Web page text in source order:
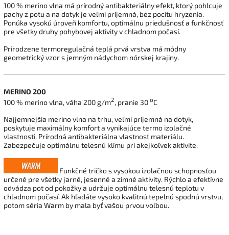
100 % merino vlna má prírodný antibakteriálny efekt, ktorý pohlcuje
pachy z potu a na dotyk je veľmi príjemná, bez pocitu hryzenia.
Ponúka vysokú úroveň komfortu, optimálnu priedušnosť a funkčnosť
pre všetky druhy pohybovej aktivity v chladnom počasí.
Prirodzene termoregulačná teplá prvá vrstva má módny
geometrický vzor s jemným nádychom nórskej krajiny.
MERINO 200
100 % merino vlna, váha 200 g/m2, pranie 30 oC
Najjemnejšia merino vlna na trhu, veľmi príjemná na dotyk,
poskytuje maximálny komfort a vynikajúce termo izolačné
vlastnosti. Prírodná antibakteriálna vlastnosť materiálu.
Zabezpečuje optimálnu telesnú klímu pri akejkoľvek aktivite.
Funkčné tričko s vysokou izolačnou schopnosťou
určené pre všetky jarné, jesenné a zimné aktivity. Rýchlo a efektívne
odvádza pot od pokožky a udržuje optimálnu telesnú teplotu v
chladnom počasí. Ak hľadáte vysoko kvalitnú tepelnú spodnú vrstvu,
potom séria Warm by mala byť vašou prvou voľbou.